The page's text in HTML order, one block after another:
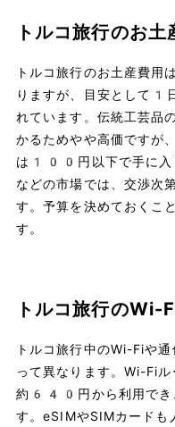
トルコ旅行のお土
トルコ旅行のお土産費用
りますが、目安とし
れています。伝統工芸品
かるためやや高価ですが
は100円以下で手に入
などの市場では、交渉次
す。予算を決めておくこ
す。
トルコ旅行のWi-
トルコ旅行中のWi-Fiや
って異なります。Wi-Fi
約640円から利用でき
す。eSIMやSIMカードも